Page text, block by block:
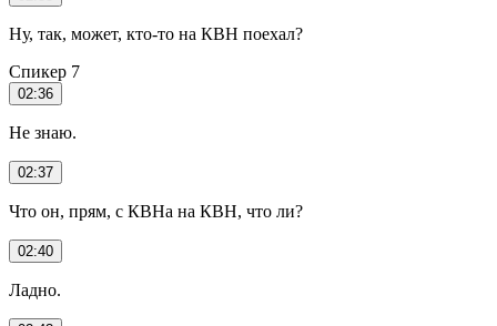
Ну, так, может, кто-то на КВН поехал?
Спикер 7
02:36
Не знаю.
02:37
Что он, прям, с КВНа на КВН, что ли?
02:40
Ладно.